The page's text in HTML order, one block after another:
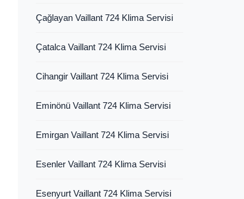
Çağlayan Vaillant 724 Klima Servisi
Çatalca Vaillant 724 Klima Servisi
Cihangir Vaillant 724 Klima Servisi
Eminönü Vaillant 724 Klima Servisi
Emirgan Vaillant 724 Klima Servisi
Esenler Vaillant 724 Klima Servisi
Esenyurt Vaillant 724 Klima Servisi